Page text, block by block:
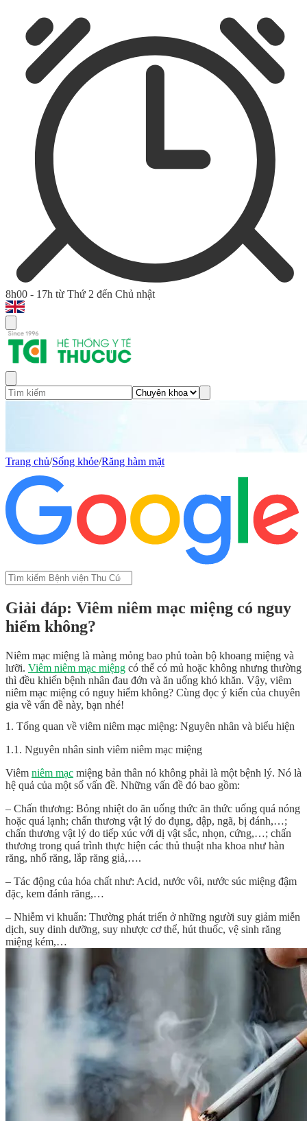
8h00 - 17h từ Thứ 2 đến Chủ nhật
Trang chủ/Sống khỏe/Răng hàm mặt
Giải đáp: Viêm niêm mạc miệng có nguy
hiểm không?
Niêm mạc miệng là màng mỏng bao phủ toàn bộ khoang miệng và
lưỡi. Viêm niêm mạc miệng có thể có mủ hoặc không nhưng thường
thì đều khiến bệnh nhân đau đớn và ăn uống khó khăn. Vậy, viêm
niêm mạc miệng có nguy hiểm không? Cùng đọc ý kiến của chuyên
gia về vấn đề này, bạn nhé!
1. Tổng quan về viêm niêm mạc miệng: Nguyên nhân và biểu hiện
1.1. Nguyên nhân sinh viêm niêm mạc miệng
Viêm niêm mạc miệng bản thân nó không phải là một bệnh lý. Nó là
hệ quả của một số vấn đề. Những vấn đề đó bao gồm:
– Chấn thương: Bỏng nhiệt do ăn uống thức ăn thức uống quá nóng
hoặc quá lạnh; chấn thương vật lý do đụng, dập, ngã, bị đánh,…;
chấn thương vật lý do tiếp xúc với dị vật sắc, nhọn, cứng,…; chấn
thương trong quá trình thực hiện các thủ thuật nha khoa như hàn
răng, nhổ răng, lắp răng giả,….
– Tác động của hóa chất như: Acid, nước vôi, nước súc miệng đậm
đặc, kem đánh răng,…
– Nhiễm vi khuẩn: Thường phát triển ở những người suy giảm miễn
dịch, suy dinh dưỡng, suy nhược cơ thể, hút thuốc, vệ sinh răng
miệng kém,…